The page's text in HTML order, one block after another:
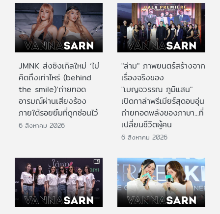
JMNK ส่งซิงเกิลใหม่ ‘ไม่
คิดถึงเท่าไหร่ (behind
the smile)’ถ่ายทอด
อารมณ์ผ่านเสียงร้อง
ภายใต้รอยยิ้มที่ถูกซ่อนไว้
6 สิงหาคม 2026
"ล่าม" ภาพยนตร์สร้างจาก
เรื่องจริงของ
"เบญจวรรณ ภูมิแสน"
เปิดกาล่าพรีเมียร์สุดอบอุ่น
ถ่ายทอดพลังของภาษา...ที่
เปลี่ยนชีวิตผู้คน
6 สิงหาคม 2026